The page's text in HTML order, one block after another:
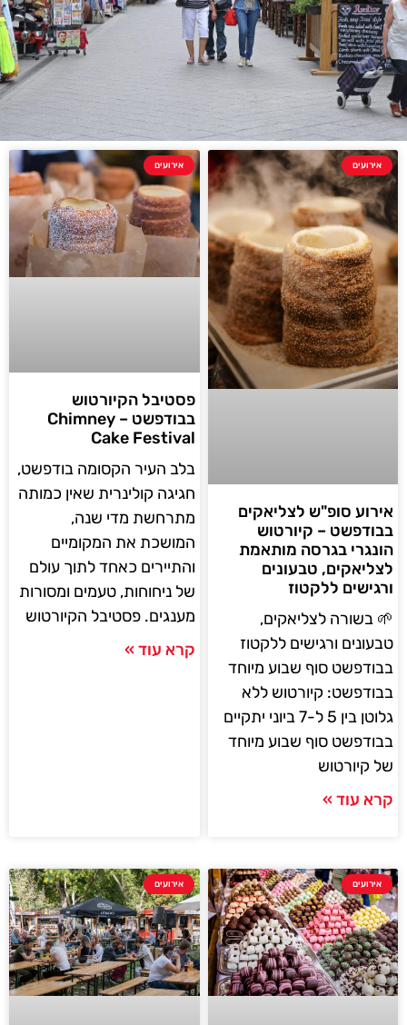
אירועים
אירוע סופ"ש לצליאקים
בבודפשט – קיורטוש
הונגרי בגרסה מותאמת
לצליאקים, טבעונים
ורגישים ללקטוז
🌱 בשורה לצליאקים,
טבעונים ורגישים ללקטוז
בבודפשט סוף שבוע מיוחד
בבודפשט: קיורטוש ללא
גלוטן בין 5 ל-7 ביוני יתקיים
בבודפשט סוף שבוע מיוחד
של קיורטוש
קרא עוד »
אירועים
פסטיבל הקיורטוש
בבודפשט – Chimney
Cake Festival
בלב העיר הקסומה בודפשט,
חגיגה קולינרית שאין כמותה
מתרחשת מדי שנה,
המושכת את המקומיים
והתיירים כאחד לתוך עולם
של ניחוחות, טעמים ומסורות
מענגים. פסטיבל הקיורטוש
קרא עוד »
אירועים אירועים